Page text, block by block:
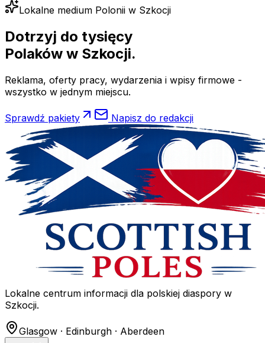
Lokalne medium Polonii w Szkocji
Dotrzyj do tysięcy
Polaków w Szkocji.
Reklama, oferty pracy, wydarzenia i wpisy firmowe -
wszystko w jednym miejscu.
Sprawdź pakiety Napisz do redakcji
Lokalne centrum informacji dla polskiej diaspory w
Szkocji.
Glasgow · Edinburgh · Aberdeen